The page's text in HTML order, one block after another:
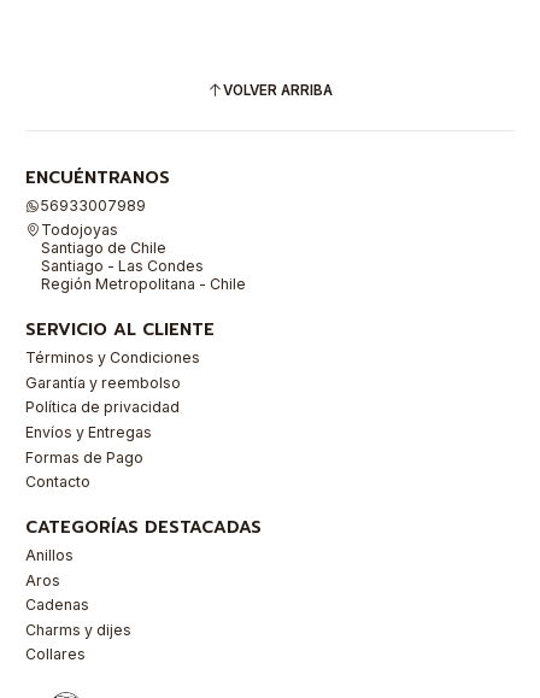
VOLVER ARRIBA
ENCUÉNTRANOS
56933007989
Todojoyas
Santiago de Chile
Santiago - Las Condes
Región Metropolitana - Chile
SERVICIO AL CLIENTE
Términos y Condiciones
Garantía y reembolso
Política de privacidad
Envíos y Entregas
Formas de Pago
Contacto
CATEGORÍAS DESTACADAS
Anillos
Aros
Cadenas
Charms y dijes
Collares